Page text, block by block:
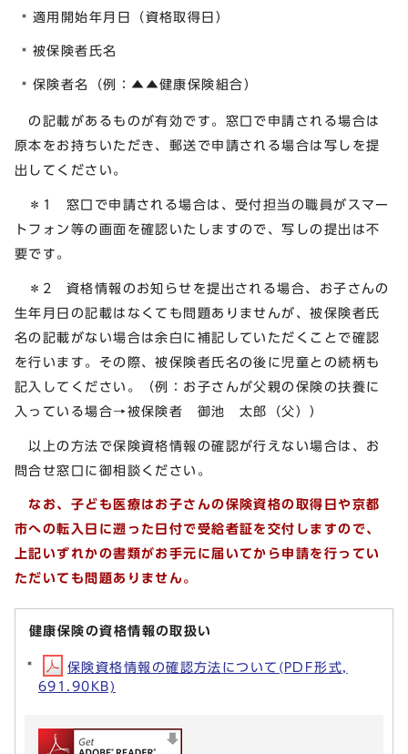
適用開始年月日（資格取得日）
被保険者氏名
保険者名（例：▲▲健康保険組合）
の記載があるものが有効です。窓口で申請される場合は
原本をお持ちいただき、郵送で申請される場合は写しを提
出してください。
＊1 窓口で申請される場合は、受付担当の職員がスマー
トフォン等の画面を確認いたしますので、写しの提出は不
要です。
＊2 資格情報のお知らせを提出される場合、お子さんの
生年月日の記載はなくても問題ありませんが、被保険者氏
名の記載がない場合は余白に補記していただくことで確認
を行います。その際、被保険者氏名の後に児童との続柄も
記入してください。（例：お子さんが父親の保険の扶養に
入っている場合→被保険者 御池 太郎（父））
以上の方法で保険資格情報の確認が行えない場合は、お
問合せ窓口に御相談ください。
なお、子ども医療はお子さんの保険資格の取得日や京都
市への転入日に遡った日付で受給者証を交付しますので、
上記いずれかの書類がお手元に届いてから申請を行ってい
ただいても問題ありません。
健康保険の資格情報の取扱い
保険資格情報の確認方法について(PDF形式,
691.90KB)